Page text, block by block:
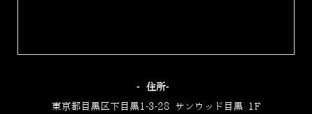
‐住所‐
東京都目黒区下目黒1-3-28 サンウッド目黒 1F